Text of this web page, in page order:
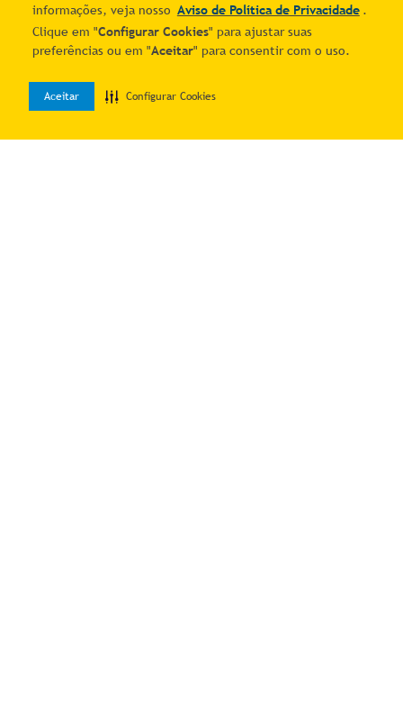
informações, veja nosso Aviso de Política de Privacidade .
Clique em "Configurar Cookies" para ajustar suas
preferências ou em "Aceitar" para consentir com o uso.
Aceitar Configurar Cookies